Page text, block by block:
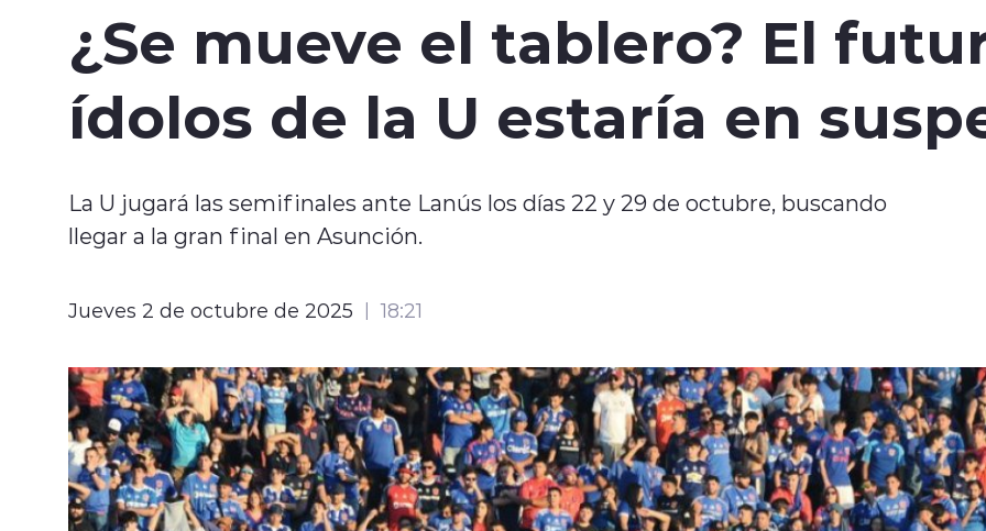
¿Se mueve el tablero? El
ídolos de la U estaría en
La U jugará las semifinales ante Lanús los días 22 y 29 de octubre, buscando
llegar a la gran final en Asunción.
Jueves 2 de octubre de 2025 18:21